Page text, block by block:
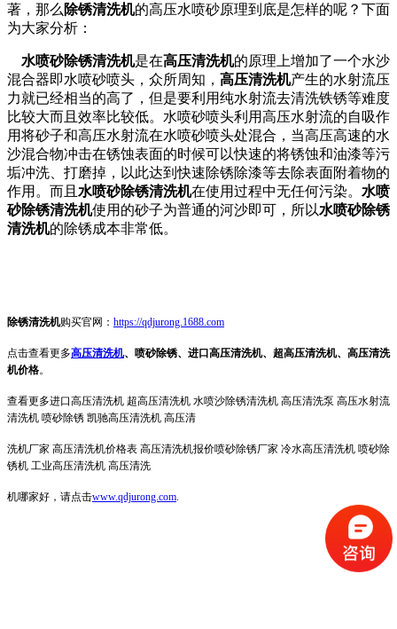
著，那么 除锈清洗机的高压水喷砂原理到底是怎样的呢？下面
为大家分析：
水喷砂除锈清洗机是在高压清洗机的原理上增加了一个水沙
混合器即水喷砂喷头，众所周知， 高压清洗机产生的水射流压
力就已经相当的高了，但是要利用纯水射流去清洗铁锈等难度
比较大而且效率比较低。水喷砂喷头利用高压水射流的自吸作
用将砂子和高压水射流在水喷砂喷头处混合，当高压高速的水
沙混合物冲击在锈蚀表面的时候可以快速的将锈蚀和油漆等污
垢冲洗、打磨掉，以此达到快速除锈除漆等去除表面附着物的
作用。而且 水喷砂除锈清洗机在使用过程中无任何污染。 水喷
砂除锈清洗机使用的砂子为普通的河沙即可，所以水喷砂除锈
清洗机的除锈成本非常低。
除锈清洗机购买官网： https://qdjurong.1688.com
点击查看更多高压清洗机、喷砂除锈、进口高压清洗机、超高压清洗机、高压清洗
机价格。
查看更多进口高压清洗机 超高压清洗机 水喷沙除锈清洗机 高压清洗泵 高压水射流
清洗机 喷砂除锈 凯驰高压清洗机 高压清
洗机厂家 高压清洗机价格表 高压清洗机报价喷砂除锈厂家 冷水高压清洗机 喷砂除
锈机 工业高压清洗机 高压清洗
机哪家好，请点击www.qdjurong.com.